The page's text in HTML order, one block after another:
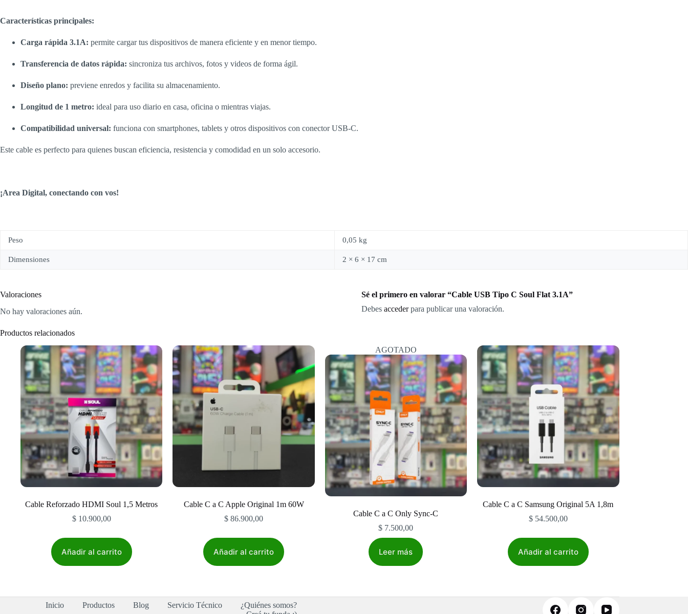
Características principales:
Carga rápida 3.1A: permite cargar tus dispositivos de manera eficiente y en menor tiempo.
Transferencia de datos rápida: sincroniza tus archivos, fotos y videos de forma ágil.
Diseño plano: previene enredos y facilita su almacenamiento.
Longitud de 1 metro: ideal para uso diario en casa, oficina o mientras viajas.
Compatibilidad universal: funciona con smartphones, tablets y otros dispositivos con conector USB-C.
Este cable es perfecto para quienes buscan eficiencia, resistencia y comodidad en un solo accesorio.
¡Area Digital, conectando con vos!
Peso 0,05 kg
Dimensiones 2 × 6 × 17 cm
Valoraciones
No hay valoraciones aún.
Sé el primero en valorar “Cable USB Tipo C Soul Flat 3.1A”
Debes accederpara publicar una valoración.
Productos relacionados
Cable Reforzado HDMI Soul 1,5 Metros
$10.900,00
Añadir al carrito
Cable C a C Apple Original 1m 60W
$ 86.900,00
Añadir al carrito
AGOTADO
Cable C a C Only Sync-C
$ 7.500,00
Leer más
Cable C a C Samsung Original 5A 1,8m
$54.500,00
Añadir al carrito
Inicio Productos Blog Servicio Técnico
¿Quiénes somos?